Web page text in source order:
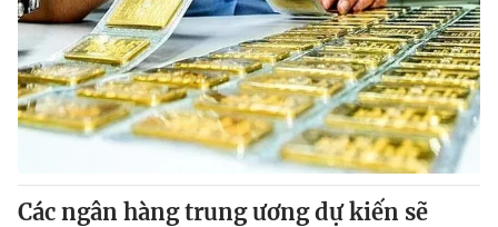
Các ngân hàng trung ương dự kiến sẽ